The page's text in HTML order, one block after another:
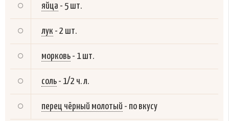
яйца - 5 шт.
лук - 2 шт.
морковь - 1 шт.
соль - 1/2 ч. л.
перец чёрный молотый - по вкусу